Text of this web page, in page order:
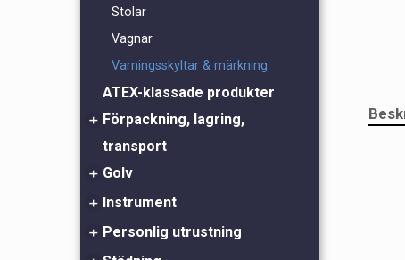
Stolar
Vagnar
Varningsskyltar & märkning
Verktyg
ATEX-klassade produkter
Förpackning, lagring,
transport
Eurobackar & produktförvaring
Fuktighetsindikatorer
Lågladdande & skärmande påsar
Golv
ESD-golv
ESD-polish
Ståmattor
Instrument
Fältspänningsmätare
Personlig utrustning